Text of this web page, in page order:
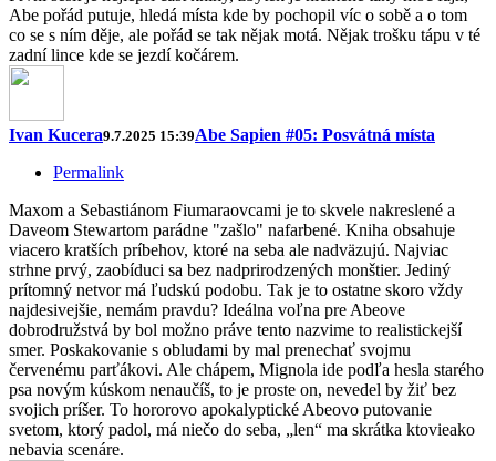
Abe pořád putuje, hledá místa kde by pochopil víc o sobě a o tom
co se s ním děje, ale pořád se tak nějak motá. Nějak trošku tápu v té
zadní lince kde se jezdí kočárem.
Ivan Kucera9.7.2025 15:39Abe Sapien #05: Posvátná místa
Permalink
Maxom a Sebastiánom Fiumaraovcami je to skvele nakreslené a
Daveom Stewartom parádne "zašlo" nafarbené. Kniha obsahuje
viacero kratších príbehov, ktoré na seba ale nadväzujú. Najviac
strhne prvý, zaobíduci sa bez nadprirodzených monštier. Jediný
prítomný netvor má ľudskú podobu. Tak je to ostatne skoro vždy
najdesivejšie, nemám pravdu? Ideálna voľna pre Abeove
dobrodružstvá by bol možno práve tento nazvime to realistickejší
smer. Poskakovanie s obludami by mal prenechať svojmu
červenému parťákovi. Ale chápem, Mignola ide podľa hesla starého
psa novým kúskom nenaučíš, to je proste on, nevedel by žiť bez
svojich príšer. To hororovo apokalyptické Abeovo putovanie
svetom, ktorý padol, má niečo do seba, „len“ ma skrátka ktovieako
nebavia scenáre.